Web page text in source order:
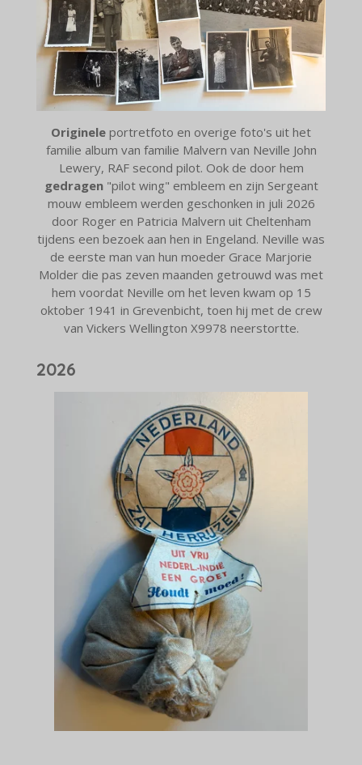
Originele portretfoto en overige foto's uit het
familie album van familie Malvern van Neville John
Lewery, RAF second pilot. Ook de door hem
gedragen"pilot wing" embleem en zijn Sergeant
mouw embleem werden geschonken in juli 2026
door Roger en Patricia Malvern uit Cheltenham
tijdens een bezoek aan hen in Engeland. Neville was
de eerste man van hun moeder Grace Marjorie
Molder die pas zeven maanden getrouwd was met
hem voordat Neville om het leven kwam op 15
oktober 1941 in Grevenbicht, toen hij met de crew
van Vickers Wellington X9978 neerstortte.
2026